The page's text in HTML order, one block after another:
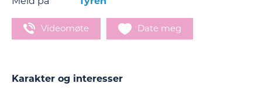
Videomøte Date meg
Karakter og interesser